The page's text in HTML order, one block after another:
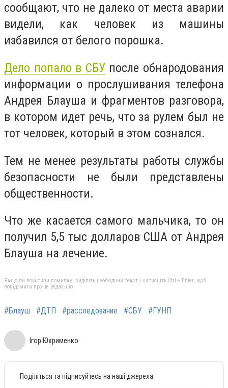
сообщают, что не далеко от места аварии
видели, как человек из машины
избавился от белого порошка.
Дело попало в СБУпосле обнародования
информации о прослушивания телефона
Андрея Блауша и фрагментов разговора,
в котором идет речь, что за рулем был не
тот человек, который в этом сознался.
Тем не менее результаты работы службы
безопасности не были представлены
общественности.
Что же касается самого мальчика, то он
получил 5,5 тыс долларов США от Андрея
Блауша на лечение.
Якщо ви помітили помилку, виділіть необхідний текст і натисніть Ctrl + Enter, щоб
повідомити про це редакцію
#Блауш #ДТП #расследование #СБУ #ГУНП
Ігор Юхрименко
Поділіться та підписуйтесь на наші джерела